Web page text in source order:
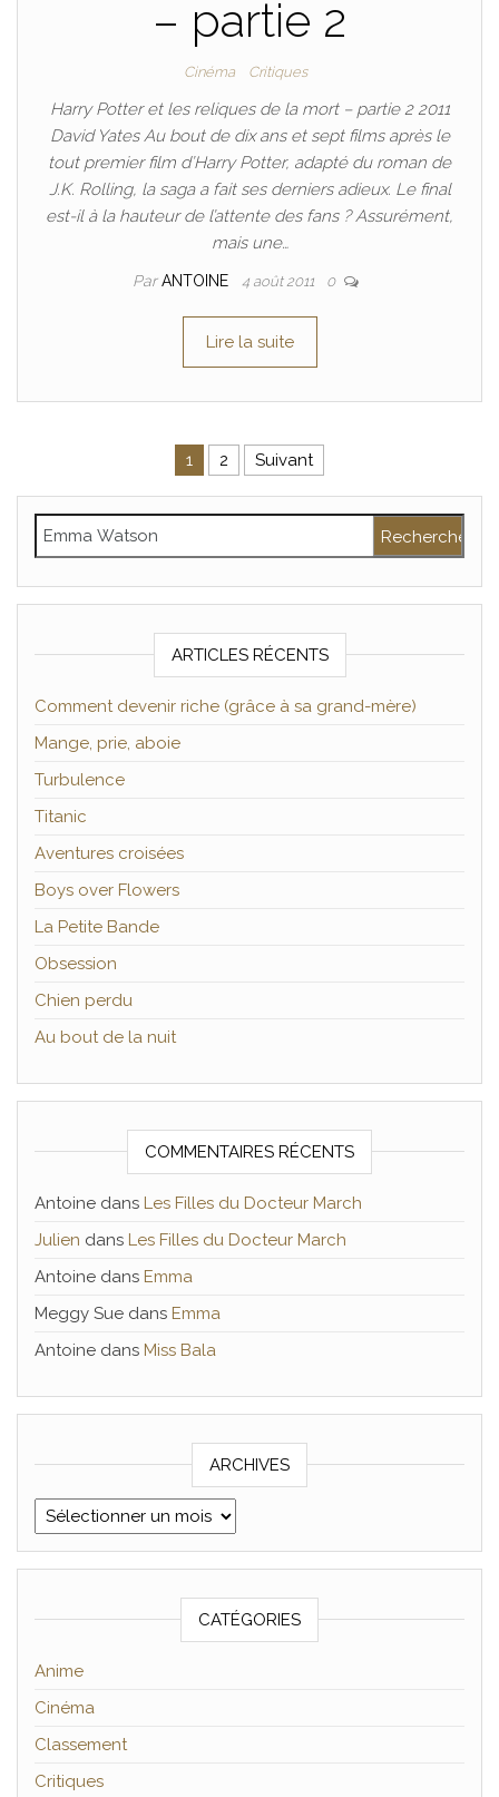
– partie 2
Cinéma Critiques
Harry Potter et les reliques de la mort – partie 2 2011
David Yates Au bout de dix ans et sept films après le
tout premier film d’Harry Potter, adapté du roman de
J.K. Rolling, la saga a fait ses derniers adieux. Le final
est-il à la hauteur de l’attente des fans ? Assurément,
mais une…
ParANTOINE 4 août 2011 0
Lire la suite
Pagination des publications
1 2 Suivant
Rechercher :
ARTICLES RÉCENTS
Comment devenir riche (grâce à sa grand-mère)
Mange, prie, aboie
Turbulence
Titanic
Aventures croisées
Boys over Flowers
La Petite Bande
Obsession
Chien perdu
Au bout de la nuit
COMMENTAIRES RÉCENTS
Antoine dans Les Filles du Docteur March
Julien dans Les Filles du Docteur March
Antoine dans Emma
Meggy Sue dans Emma
Antoine dans Miss Bala
ARCHIVES
Archives
CATÉGORIES
Anime
Cinéma
Classement
Critiques